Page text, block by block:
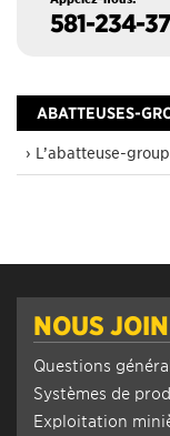
581-234-
ABATTEUSES-
› L’abatteuse-
NOUS
Questions
Systèmes de
Exploitation